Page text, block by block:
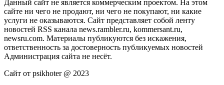
Данный сайт не является коммерческим проектом. На этом
сайте ни чего не продают, ни чего не покупают, ни какие
услуги не оказываются. Сайт представляет собой ленту
новостей RSS канала news.rambler.ru, kommersant.ru,
newsru.com. Материалы публикуются без искажения,
ответственность за достоверность публикуемых новостей
Администрация сайта не несёт.
Сайт от psikhoter @ 2023